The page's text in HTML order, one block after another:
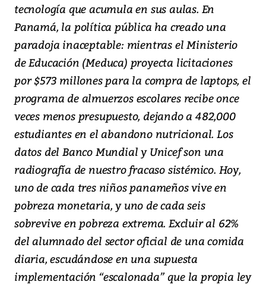
tecnología que acumula en sus aulas. En
Panamá, la política pública ha creado una
paradoja inaceptable: mientras el Ministerio
de Educación (Meduca) proyecta licitaciones
por $573 millones para la compra de laptops, el
programa de almuerzos escolares recibe once
veces menos presupuesto, dejando a 482,000
estudiantes en el abandono nutricional. Los
datos del Banco Mundial y Unicef son una
radiografía de nuestro fracaso sistémico. Hoy,
uno de cada tres niños panameños vive en
pobreza monetaria, y uno de cada seis
sobrevive en pobreza extrema. Excluir al 62%
del alumnado del sector oficial de una comida
diaria, escudándose en una supuesta
implementación “escalonada” que la propia ley